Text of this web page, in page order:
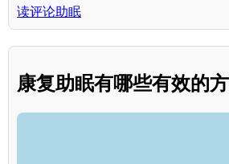
读评论助眠
康复助眠有哪些有效的